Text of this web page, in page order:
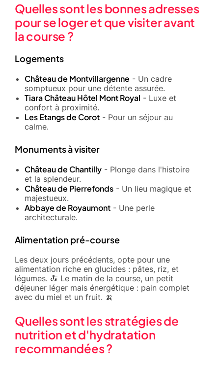
Quelles sont les bonnes adresses
pour se loger et que visiter avant
la course ?
Logements
Château de Montvillargenne - Un cadre
somptueux pour une détente assurée.
Tiara Château Hôtel Mont Royal - Luxe et
confort à proximité.
Les Etangs de Corot - Pour un séjour au
calme.
Monuments à visiter
Château de Chantilly - Plonge dans l'histoire
et la splendeur.
Château de Pierrefonds - Un lieu magique et
majestueux.
Abbaye de Royaumont - Une perle
architecturale.
Alimentation pré-course
Les deux jours précédents, opte pour une
alimentation riche en glucides : pâtes, riz, et
légumes. 🍝 Le matin de la course, un petit
déjeuner léger mais énergétique : pain complet
avec du miel et un fruit. 🍌
Quelles sont les stratégies de
nutrition et d'hydratation
recommandées ?